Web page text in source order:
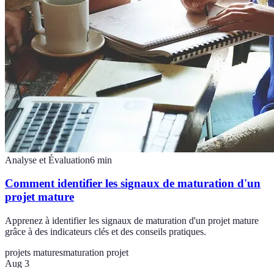
Analyse et Évaluation6 min
Comment identifier les signaux de maturation d'un
projet mature
Apprenez à identifier les signaux de maturation d'un projet mature
grâce à des indicateurs clés et des conseils pratiques.
projets maturesmaturation projet
Aug 3